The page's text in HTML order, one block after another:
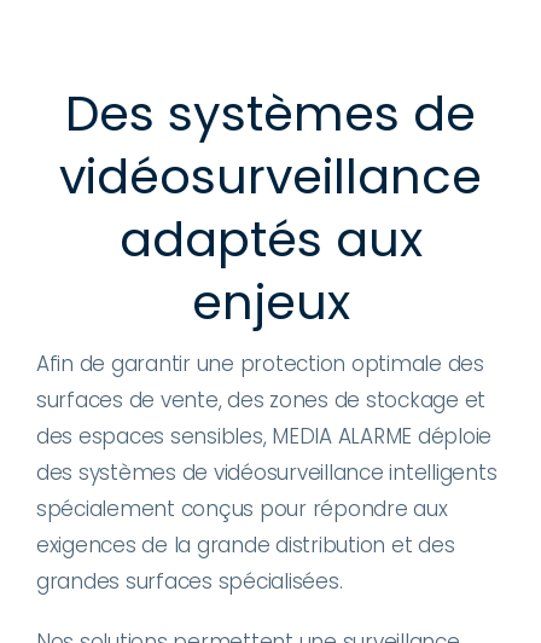
Des systèmes de
vidéosurveillance
adaptés aux
enjeux
Afin de garantir une protection optimale des
surfaces de vente, des zones de stockage et
des espaces sensibles, MEDIA ALARME déploie
des systèmes de vidéosurveillance intelligents
spécialement conçus pour répondre aux
exigences de la grande distribution et des
grandes surfaces spécialisées.